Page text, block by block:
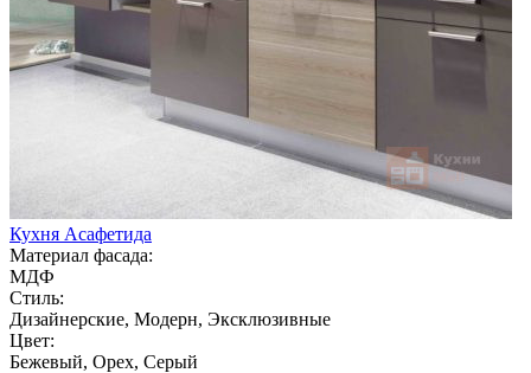
Кухня Асафетида
Материал фасада:
МДФ
Стиль:
Дизайнерские, Модерн, Эксклюзивные
Цвет:
Бежевый, Орех, Серый